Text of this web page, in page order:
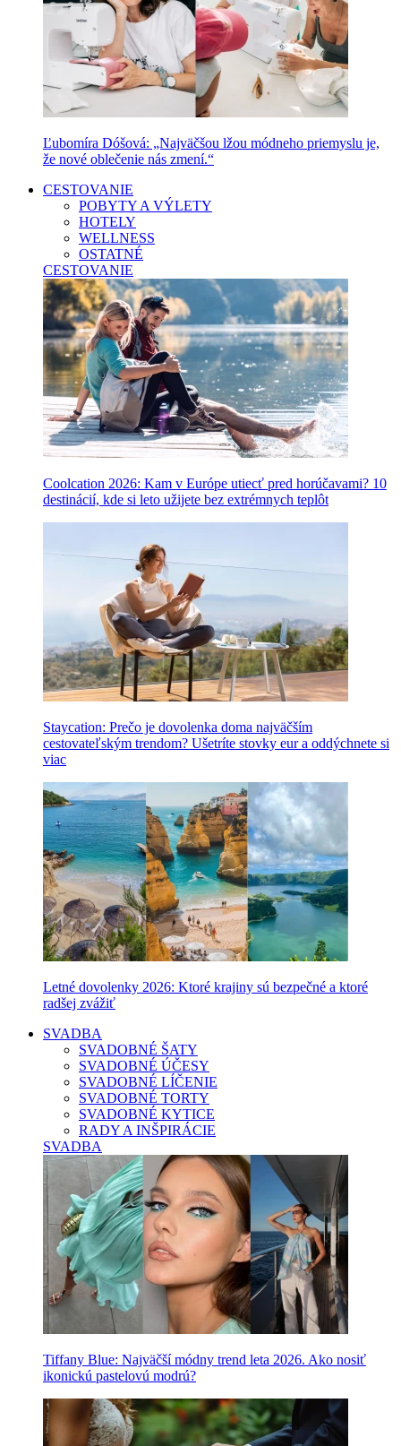
Ľubomíra Dóšová: „Najväčšou lžou módneho priemyslu je,
že nové oblečenie nás zmení.“
CESTOVANIE
POBYTY A VÝLETY
HOTELY
WELLNESS
OSTATNÉ
CESTOVANIE
Coolcation 2026: Kam v Európe utiecť pred horúčavami? 10
destinácií, kde si leto užijete bez extrémnych teplôt
Staycation: Prečo je dovolenka doma najväčším
cestovateľským trendom? Ušetríte stovky eur a oddýchnete si
viac
Letné dovolenky 2026: Ktoré krajiny sú bezpečné a ktoré
radšej zvážiť
SVADBA
SVADOBNÉ ŠATY
SVADOBNÉ ÚČESY
SVADOBNÉ LÍČENIE
SVADOBNÉ TORTY
SVADOBNÉ KYTICE
RADY A INŠPIRÁCIE
SVADBA
Tiffany Blue: Najväčší módny trend leta 2026. Ako nosiť
ikonickú pastelovú modrú?